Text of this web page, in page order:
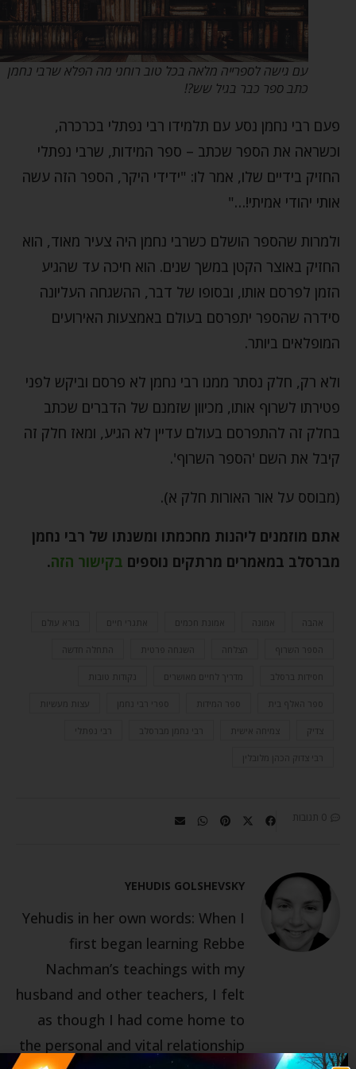
עם גישה לספרייה מלאה בכל טוב רוחני מה הפלא שרבי נחמן
כתב ספר כבר בגיל שש?!
פעם רבי נחמן נסע עם תלמידו רבי נפתלי בכרכרה,
וכשראה את הספר שכתב – ספר המידות, שרבי נפתלי
החזיק בידיים שלו, אמר לו: "ידידי היקר, הספר הזה עשה
אותי יהודי אמיתי!…"
ולמרות שהספר הושלם כשרבי נחמן היה צעיר מאוד, הוא
החזיק באוצר הקטן במשך שנים. הוא חיכה עד שהגיע
הזמן לפרסם אותו, ובסופו של דבר, ההשגחה העליונה
סידרה שהספר יתפרסם בעולם באמצעות האירועים
המופלאים ביותר.
ולא רק, חלק נסתר ממנו רבי נחמן לא פרסם וביקש לפני
פטירתו לשרוף אותו, מכיוון שזמנם של הדברים שכתב
בחלק זה להתפרסם בעולם עדיין לא הגיע, ומאז חלק זה
קיבל את השם 'הספר השרוף'.
(מבוסס על אור האורות חלק א).
אתם מוזמנים ליהנות מחכמתו ומשנתו של רבי נחמן
מברסלב במאמרים מרתקים נוספים בקישור הזה.
אמונת חכמים אתגרי חיים
הספר השרוף הצלחה השגחה פרטית התחלה חדשה
חסידות ברסלב מדריך לחיים מאושרים נקודות טובות
ספר האלף בית ספר המידות ספרי רבי נחמן עצות מעשיות
צדיק צמיחה אישית רבי נחמן מברסלב
רבי צדוק הכהן מלובלין
0 תגובות
YEHUDIS GOLSHEVSKY
Yehudis in her own words: When I
first began learning Rebbe
Nachman’s teachings with my
husband and other teachers, I felt
as though I had come home to
the personal and vital relationship